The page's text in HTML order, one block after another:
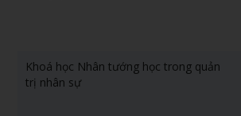
Khoá học Nhân tướng học trong quản
trị nhân sự